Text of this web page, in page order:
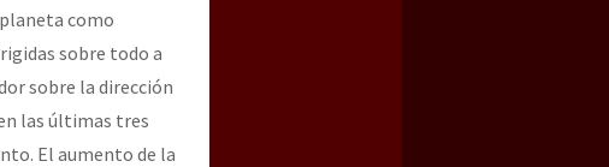
a la guerra contra el CIPOG-EZ
como
sobre todo a
sobre la dirección
las últimas tres
El aumento de la